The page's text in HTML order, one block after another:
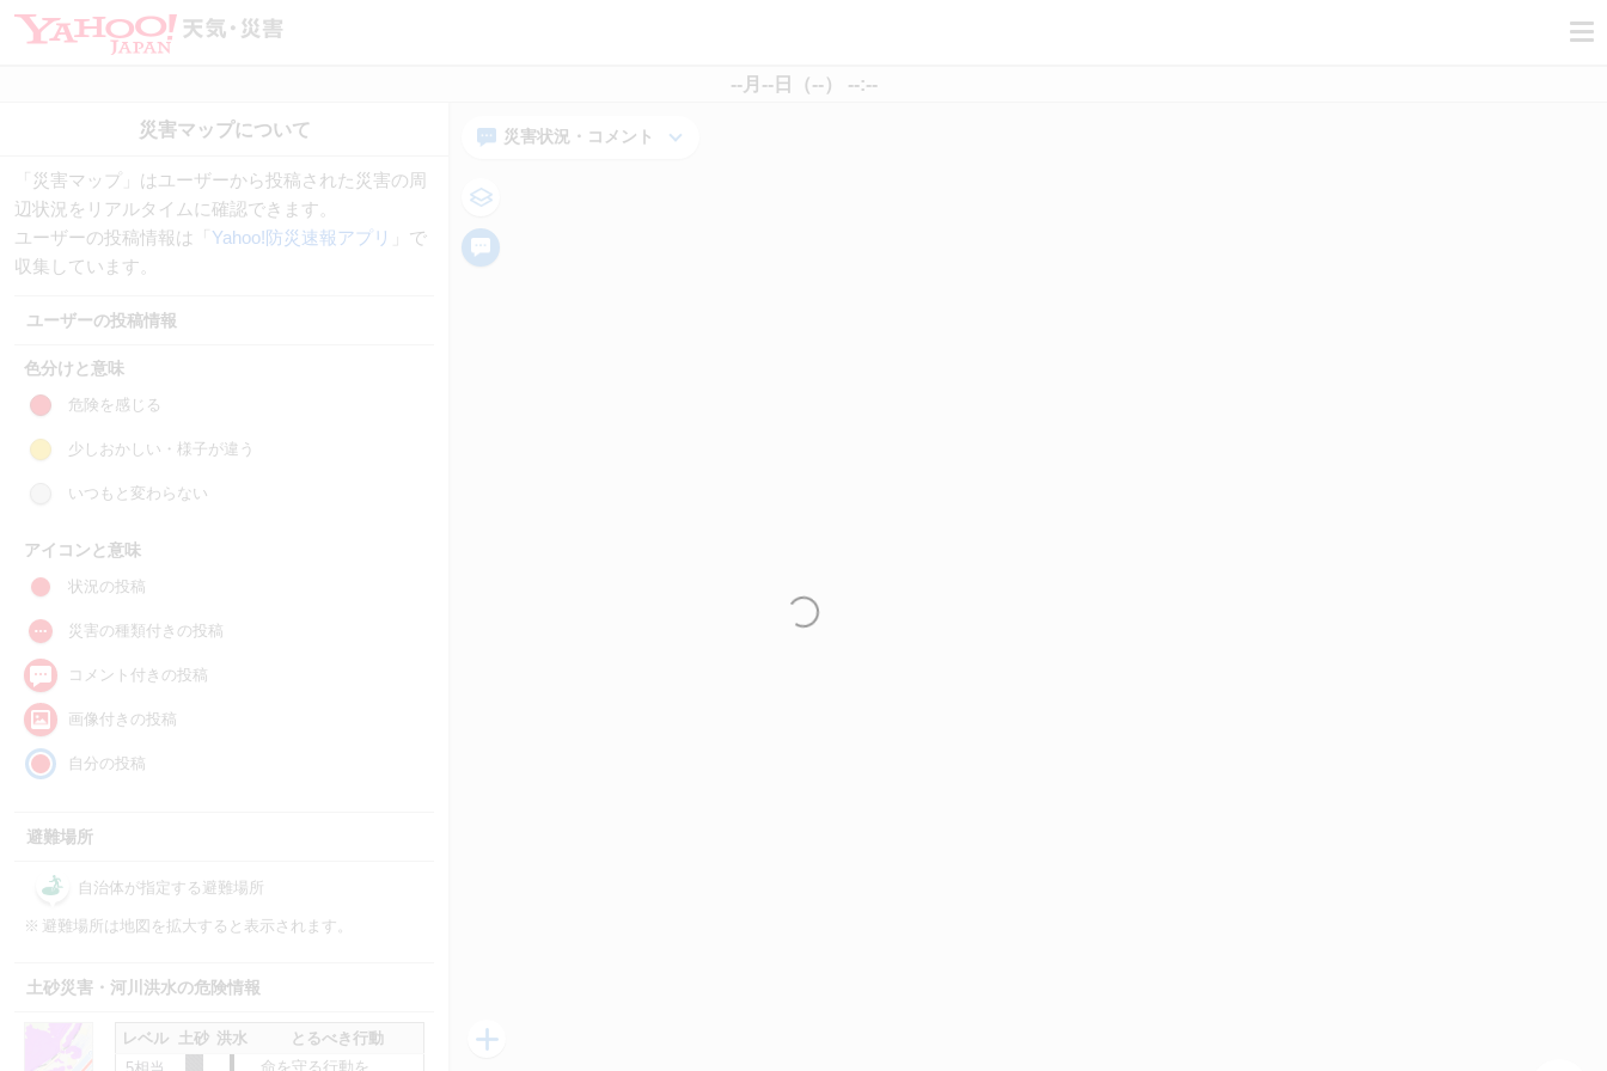
--月--日（--） --:--
災害状況・コメント
「災害マップ」はユーザーから投稿された災害の周
辺状況をリアルタイムに確認できます。
ユーザーの投稿情報は「 Yahoo!防災速報アプリ
」で
収集しています。
ユーザーの投稿情報
色分けと意味
危険を感じる
少しおかしい・様子が違う
いつもと変わらない
アイコンと意味
状況の投稿
災害の種類付きの投稿
コメント付きの投稿
画像付きの投稿
自分の投稿
避難場所
自治体が指定する避難場所
※ 避難場所は地図を拡大すると表示されます。
土砂災害・河川洪水の危険情報
レベル 土砂 洪水
とるべき行動
命を守る行動を